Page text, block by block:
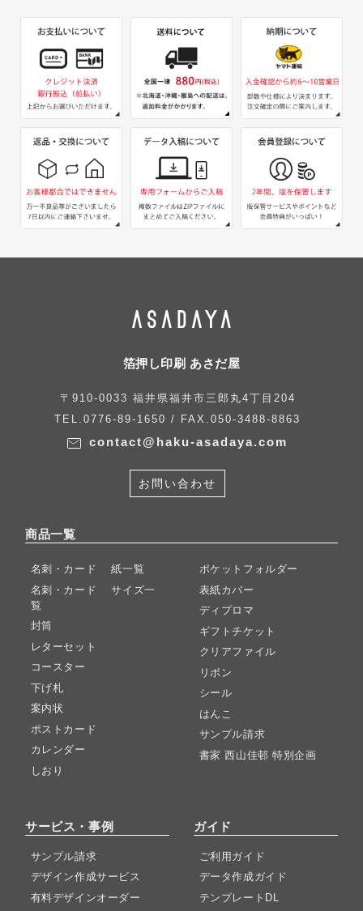
箔押し印刷 あさだ屋
〒910-0033 福井県福井市三郎丸4丁目204
TEL.0776-89-1650 / FAX.050-3488-8863
contact@haku-asadaya.com
お問い合わせ
商品一覧
名刺・カード 紙一覧
名刺・カード サイズ一
覧
封筒
レターセット
コースター
下げ札
案内状
ポストカード
カレンダー
しおり
ポケットフォルダー
表紙カバー
ディプロマ
ギフトチケット
クリアファイル
リボン
シール
はんこ
サンプル請求
書家 西山佳邨 特別企画
サービス・事例
サンプル請求
デザイン作成サービス
有料デザインオーダー
ガイド
ご利用ガイド
データ作成ガイド
テンプレートDL